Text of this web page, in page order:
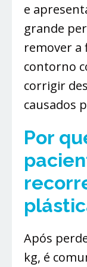
e
grande
remover a
contorno
corrigir
causados
Por
Após
kg, é